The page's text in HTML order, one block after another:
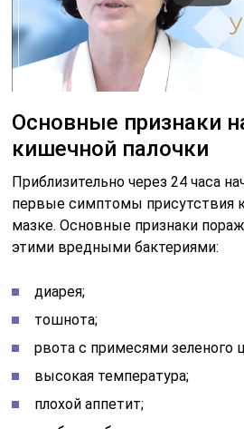
Основные признаки
кишечной палочки
Приблизительно через 24 часа
первые симптомы присутствия
мазке. Основные признаки
этими вредными бактериями:
диарея;
тошнота;
рвота с примесями зеленого
высокая температура;
плохой аппетит;